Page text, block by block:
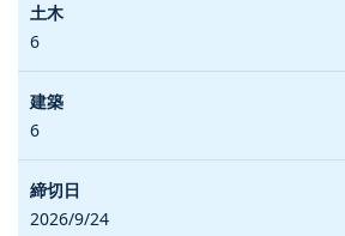
6
6
2026/9/24